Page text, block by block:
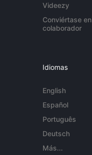
Videezy
Conviértase en
colaborador
Idiomas
English
Español
Português
Deutsch
Más...